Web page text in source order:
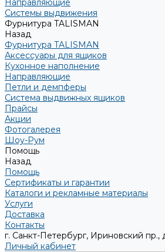
Направляющие
Системы выдвижения
Фурнитура TALISMAN
Назад
Фурнитура TALISMAN
Аксессуары для ящиков
Кухонное наполнение
Направляющие
Петли и демпферы
Система выдвижных ящиков
Прайсы
Акции
Фотогалерея
Шоу-Рум
Помощь
Назад
Помощь
Сертификаты и гарантии
Каталоги и рекламные материалы
Услуги
Доставка
Контакты
г. Санкт-Петербург, Ириновский
Личный кабинет